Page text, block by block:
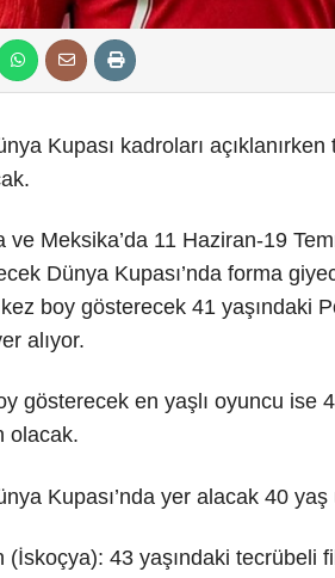
Kupası kadroları
ve Meksika’da 11 Haziran-19
Dünya Kupası’nda forma
boy gösterecek 41 yaşındaki
alıyor.
gösterecek en yaşlı oyuncu ise
olacak.
Kupası’nda yer alacak 40
(İskoçya): 43 yaşındaki tecrübeli